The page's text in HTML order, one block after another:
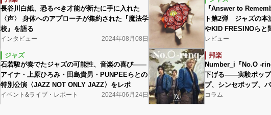
長谷川白紙、恐るべき才能が新たに手に入れた
〈声〉 身体へのアプローチが集約された『魔法学
校』を語る
インタビュー 2024年08月08日
『Answer to
ト第2弾 ジャズの本
やKID FRESINOらと
レビュー
ジャズ
石若駿が奏でたジャズの可能性、音楽の喜び――
アイナ・上原ひろみ・田島貴男・PUNPEEらとの
特別公演〈JAZZ NOT ONLY JAZZ〉をレポ
イベント&ライブ・レポート 2024年06月24日
邦楽
Number_i『No.O -
下げる――実験ポップ
プ、シンセポップ、
コラム